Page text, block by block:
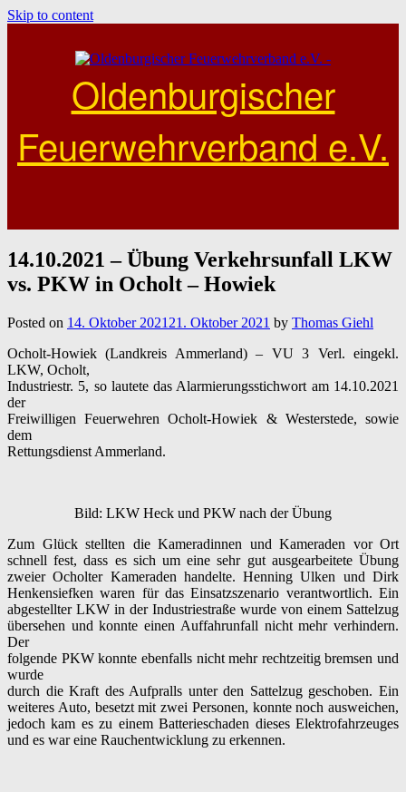
Skip to content
Oldenburgischer
Feuerwehrverband e.V.
14.10.2021 – Übung Verkehrsunfall LKW
vs. PKW in Ocholt – Howiek
Posted on 14. Oktober 2021 21. Oktober 2021 by Thomas Giehl
Ocholt-Howiek (Landkreis Ammerland) – VU 3 Verl. eingekl.
LKW, Ocholt,
Industriestr. 5, so lautete das Alarmierungsstichwort am 14.10.2021
der
Freiwilligen Feuerwehren Ocholt-Howiek & Westerstede, sowie
dem
Rettungsdienst Ammerland.
Bild: LKW Heck und PKW nach der Übung
Zum Glück stellten die Kameradinnen und Kameraden vor Ort
schnell fest, dass es sich um eine sehr gut ausgearbeitete Übung
zweier Ocholter Kameraden handelte. Henning Ulken und Dirk
Henkensiefken waren für das Einsatzszenario verantwortlich. Ein
abgestellter LKW in der Industriestraße wurde von einem Sattelzug
übersehen und konnte einen Auffahrunfall nicht mehr verhindern.
Der
folgende PKW konnte ebenfalls nicht mehr rechtzeitig bremsen und
wurde
durch die Kraft des Aufpralls unter den Sattelzug geschoben. Ein
weiteres Auto, besetzt mit zwei Personen, konnte noch ausweichen,
jedoch kam es zu einem Batterieschaden dieses Elektrofahrzeuges
und es war eine Rauchentwicklung zu erkennen.